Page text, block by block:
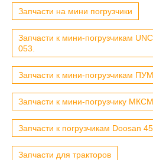
Запчасти на мини погрузчики
Запчасти к мини-погрузчикам
053.
Запчасти к мини-погрузчикам
Запчасти к мини-погрузчику
Запчасти к погрузчикам Doosan
Запчасти для тракторов